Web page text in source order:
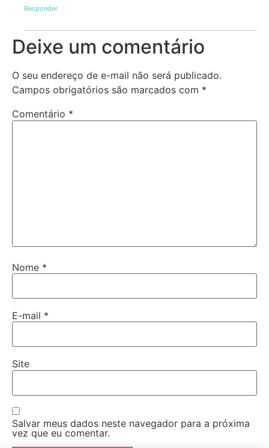
Responder
Deixe um comentário
O seu endereço de e-mail não será publicado.
Campos obrigatórios são marcados com *
Comentário *
Nome *
E-mail *
Site
Salvar meus dados neste navegador para a próxima
vez que eu comentar.